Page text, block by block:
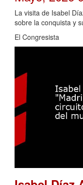
La visita de Isabel
sobre la conquista y
El Congresista